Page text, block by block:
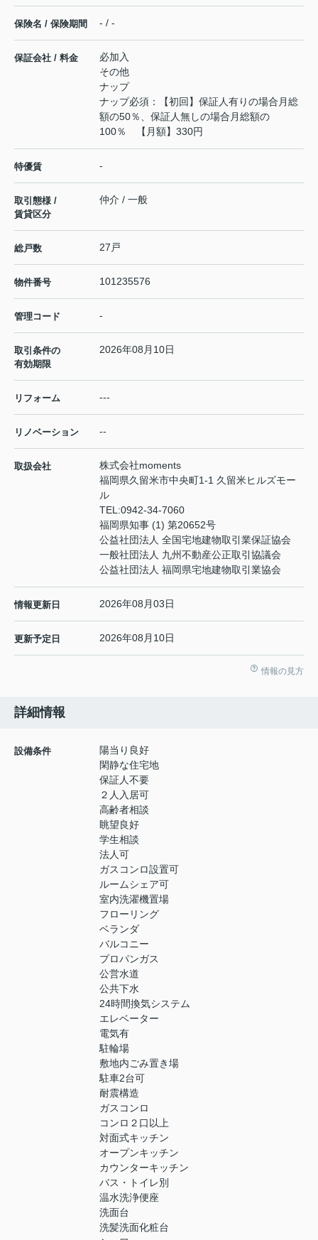
保険名 / 保険期間 - / -
保証会社 / 料金
必加入
その他
ナップ
ナップ必須：【初回】保証人有りの場合月総
額の50％、保証人無しの場合月総額の
100％ 【月額】330円
特優賃 -
取引態様 /
賃貸区分
仲介 / 一般
総戸数 27戸
物件番号 101235576
管理コード -
取引条件の
有効期限
2026年08月10日
リフォーム ---
リノベーション --
取扱会社
株式会社moments
福岡県久留米市中央町1-1 久留米ヒルズモー
ル
TEL:0942-34-7060
福岡県知事 (1) 第20652号
公益社団法人 全国宅地建物取引業保証協会
一般社団法人 九州不動産公正取引協議会
公益社団法人 福岡県宅地建物取引業協会
情報更新日 2026年08月03日
更新予定日 2026年08月10日
情報の見方
詳細情報
設備条件
陽当り良好
閑静な住宅地
保証人不要
２人入居可
高齢者相談
眺望良好
学生相談
法人可
ガスコンロ設置可
ルームシェア可
室内洗濯機置場
フローリング
ベランダ
バルコニー
プロパンガス
公営水道
公共下水
24時間換気システム
エレベーター
電気有
駐輪場
敷地内ごみ置き場
駐車2台可
耐震構造
ガスコンロ
コンロ２口以上
対面式キッチン
オープンキッチン
カウンターキッチン
バス・トイレ別
温水洗浄便座
洗面台
洗髪洗面化粧台